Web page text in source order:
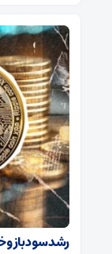
رشد سود باز و